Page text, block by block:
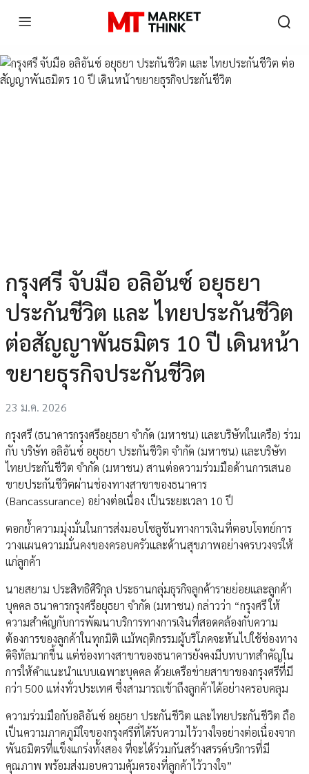
กรุงศรี จับมือ อลิอันซ์ อยุธยา
ประกันชีวิต และ ไทยประกันชีวิต
ต่อสัญญาพันธมิตร 10 ปี เดินหน้า
ขยายธุรกิจประกันชีวิต
23 ม.ค. 2026
กรุงศรี (ธนาคารกรุงศรีอยุธยา จำกัด (มหาชน) และบริษัทในเครือ) ร่วม
กับ บริษัท อลิอันซ์ อยุธยา ประกันชีวิต จำกัด (มหาชน) และบริษัท
ไทยประกันชีวิต จำกัด (มหาชน) สานต่อความร่วมมือด้านการเสนอ
ขายประกันชีวิตผ่านช่องทางสาขาของธนาคาร
(Bancassurance) อย่างต่อเนื่อง เป็นระยะเวลา 10 ปี
ตอกย้ำความมุ่งมั่นในการส่งมอบโซลูชันทางการเงินที่ตอบโจทย์การ
วางแผนความมั่นคงของครอบครัวและด้านสุขภาพอย่างครบวงจรให้
แก่ลูกค้า
นายสยาม ประสิทธิศิริกุล ประธานกลุ่มธุรกิจลูกค้ารายย่อยและลูกค้า
บุคคล ธนาคารกรุงศรีอยุธยา จำกัด (มหาชน) กล่าวว่า “กรุงศรี ให้
ความสำคัญกับการพัฒนาบริการทางการเงินที่สอดคล้องกับความ
ต้องการของลูกค้าในทุกมิติ แม้พฤติกรรมผู้บริโภคจะหันไปใช้ช่องทาง
ดิจิทัลมากขึ้น แต่ช่องทางสาขาของธนาคารยังคงมีบทบาทสำคัญใน
การให้คำแนะนำแบบเฉพาะบุคคล ด้วยเครือข่ายสาขาของกรุงศรีที่มี
กว่า 500 แห่งทั่วประเทศ ซึ่งสามารถเข้าถึงลูกค้าได้อย่างครอบคลุม
ความร่วมมือกับอลิอันซ์ อยุธยา ประกันชีวิต และไทยประกันชีวิต ถือ
เป็นความภาคภูมิใจของกรุงศรีที่ได้รับความไว้วางใจอย่างต่อเนื่องจาก
พันธมิตรที่แข็งแกร่งทั้งสอง ที่จะได้ร่วมกันสร้างสรรค์บริการที่มี
คุณภาพ พร้อมส่งมอบความคุ้มครองที่ลูกค้าไว้วางใจ”